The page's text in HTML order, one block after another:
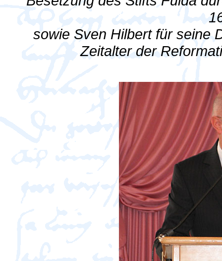
sowie Sven Hilbert für seine
Zeitalter der